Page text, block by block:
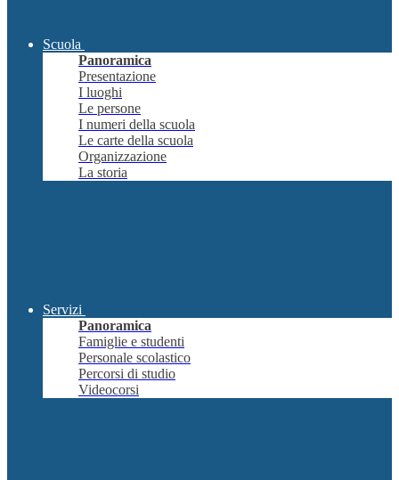
Scuola
Panoramica
Presentazione
I luoghi
Le persone
I numeri della scuola
Le carte della scuola
Organizzazione
La storia
Servizi
Panoramica
Famiglie e studenti
Personale scolastico
Percorsi di studio
Videocorsi